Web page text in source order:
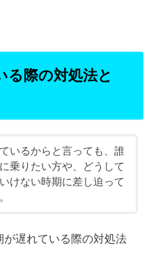
る際の対処法と
いるからと言っても、誰
乗りたい方や、どうして
けない時期に差し迫って
遅れている際の対処法